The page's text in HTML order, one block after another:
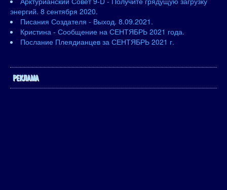
энергий. 8 сентября 2020.
Писания Создателя - Выход. 8.09.2021.
Кристина - Сообщение на СЕНТЯБРЬ 2021 года.
Послание Плеядианцев за СЕНТЯБРЬ 2021 г.
РЕКЛАМА